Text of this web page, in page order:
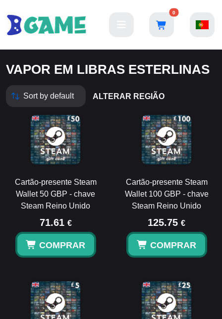
0
VAPOR EM LIBRAS ESTERLINAS
ALTERAR REGIÃO
Cartão-presente Steam
Wallet 50 GBP - chave
Steam Reino Unido
71.61 €
COMPRAR
Cartão-presente Steam
Wallet 100 GBP - chave
Steam Reino Unido
125.75 €
COMPRAR